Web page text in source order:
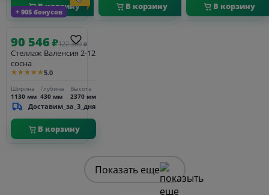
В корзину В корзину В корзину
+ 905 бонусов
90 546₽122 360 ₽
Стеллаж Валенсия 2-12
сосна
★★★★★5.0
Ширина
1130 мм
Глубина
430 мм
Высота
2370 мм
Доставим_за_3_дня
В корзину
Показать еще